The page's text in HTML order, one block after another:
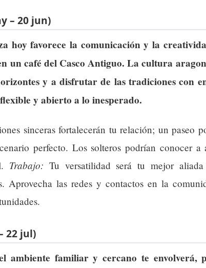
– 20 jun)
hoy favorece la comunicación y la
un café del Casco Antiguo. La cultura
y a disfrutar de las tradiciones con
y abierto a lo inesperado.
sinceras fortalecerán tu relación; un paseo
perfecto. Los solteros podrían conocer a
Trabajo: Tu versatilidad será tu mejor aliada
Aprovecha las redes y contactos en la
22 jul)
ambiente familiar y cercano te envolverá,